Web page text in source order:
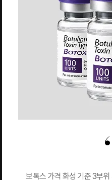
보톡스 가격 화성 기준 3부